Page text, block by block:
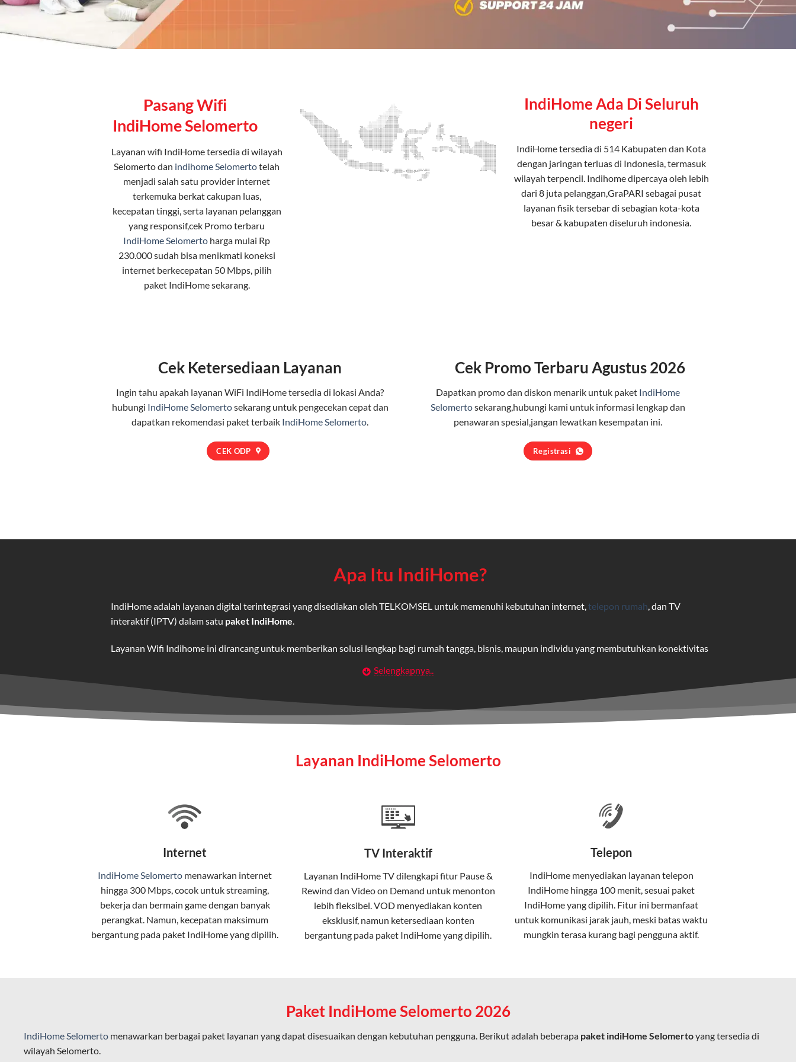
Pasang Wifi
IndiHome Selomerto
Layanan wifi IndiHometersedia di wilayah
Selomerto dan indihome Selomertotelah
menjadi salah satu provider internet
terkemuka berkat cakupan luas,
kecepatan tinggi, serta layanan pelanggan
yang responsif,cek Promo terbaru
IndiHome Selomerto harga mulai Rp
230.000 sudah bisa menikmati koneksi
internet berkecepatan 50 Mbps, pilih
paket IndiHomesekarang.
IndiHome Ada Di Seluruh
negeri
IndiHome tersedia di 514 Kabupaten dan Kota
dengan jaringan terluas di Indonesia, termasuk
wilayah terpencil. Indihome dipercaya oleh lebih
dari 8 juta pelanggan,GraPARI sebagai pusat
layanan fisik tersebar di sebagian kota-kota
besar & kabupaten diseluruh indonesia.
Cek Ketersediaan Layanan
Ingin tahu apakah layanan WiFi IndiHome tersedia di lokasi Anda?
hubungi IndiHome Selomertosekarang untuk pengecekan cepat dan
dapatkan rekomendasi paket terbaik IndiHome Selomerto.
CEK ODP
Cek Promo Terbaru Agustus 2026
Dapatkan promo dan diskon menarik untuk paket IndiHome
Selomertosekarang,hubungi kami untuk informasi lengkap dan
penawaran spesial,jangan lewatkan kesempatan ini.
Registrasi
Apa Itu IndiHome?
IndiHome adalah layanan digital terintegrasi yang disediakan oleh TELKOMSEL untuk memenuhi kebutuhan internet, telepon rumah , dan TV
interaktif (IPTV) dalam satu paket IndiHome
Layanan Wifi Indihome ini dirancang untuk memberikan solusi lengkap bagi rumah tangga, bisnis, maupun individu yang membutuhkan konektivitas
Wifi IndiHome adalah layananinternetberbasis fiber optic yang disediakan oleh Telkom Indonesia untuk pengguna rumah dan bisnis.
Teknologi di Balik WiFi IndiHome
pelanggan. Teknologi ini memiliki beberapa keunggulan:
Kecepatan Tinggi
Serat optik mampu mentransmisikan data dalam kecepatan tinggi hingga 1 Gbps, lebih cepat dibandingkan kabel tembaga atau DSL.
Koneksi Stabil
Selengkapnya..
Layanan IndiHome Selomerto
Internet
IndiHome Selomerto menawarkan internet
hingga 300 Mbps, cocok untuk streaming,
bekerja dan bermain game dengan banyak
perangkat. Namun, kecepatan maksimum
bergantung pada paket IndiHome yang dipilih.
TV Interaktif
Layanan IndiHome TVdilengkapi fitur Pause &
Rewind dan Video on Demand untuk menonton
lebih fleksibel. VOD menyediakan konten
eksklusif, namun ketersediaan konten
bergantung pada paket IndiHome yang dipilih.
Telepon
IndiHome menyediakan layanan telepon
IndiHome hingga 100 menit, sesuai paket
IndiHome yang dipilih. Fitur ini bermanfaat
untuk komunikasi jarak jauh, meski batas waktu
mungkin terasa kurang bagi pengguna aktif.
Paket IndiHome Selomerto 2026
IndiHome Selomerto menawarkan berbagai paket layanan yang dapat disesuaikan dengan kebutuhan pengguna. Berikut adalah beberapa paket indiHome Selomertoyang tersedia di
wilayah Selomerto.